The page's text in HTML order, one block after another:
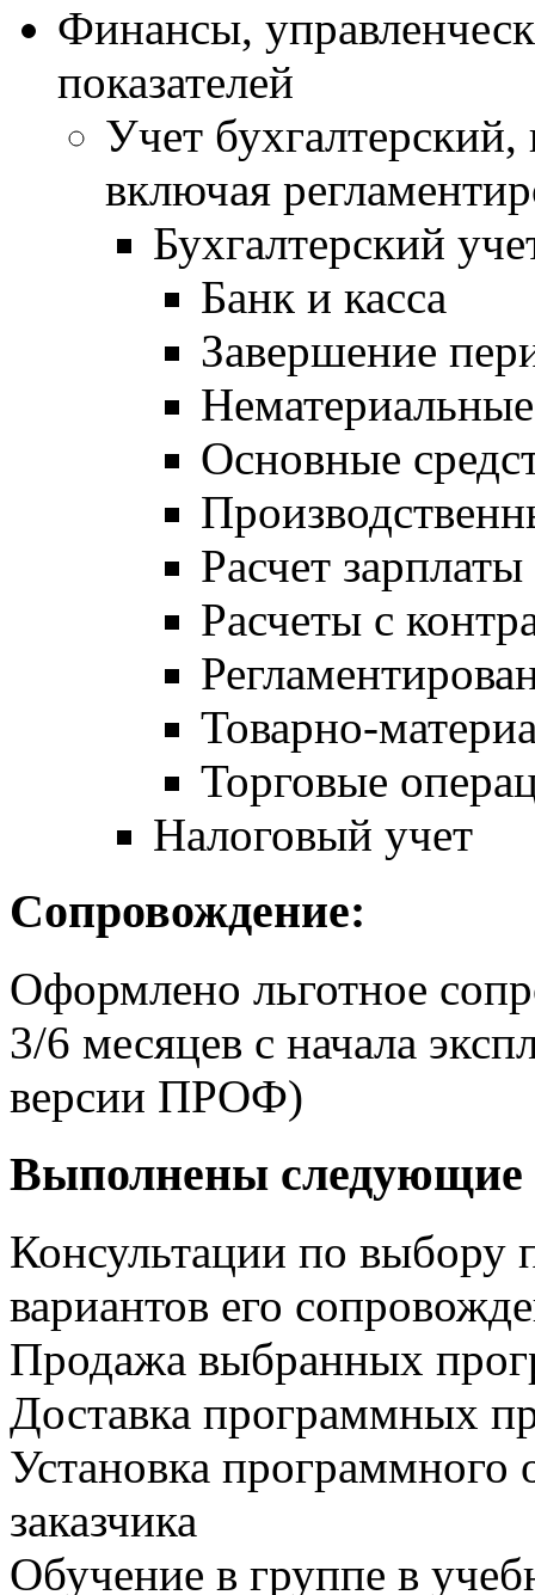
Финансы,
показателей
Учет
включая
Бухгалтерский
Банк и касса
Завершение
Основные
Расчет
Расчеты с
Товарно-
Торговые
Налоговый учет
Сопровождение:
Оформлено льготное
3/6 месяцев с начала
версии ПРОФ)
Выполнены следующие
Консультации по выбору
вариантов его
Продажа выбранных
Доставка программных
Установка
заказчика
Обучение в группе в